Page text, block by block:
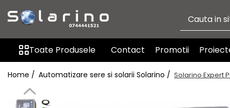
Automatizare sere si solarii
Actionari, deschideri, motoare
Ventilatie si aerisire
Irigatie
Toate Produsele Contact Promotii
Home / Automatizare sere si solarii Solarino / Solarino Expert